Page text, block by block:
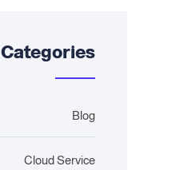
Categories
Blog
Cloud Service